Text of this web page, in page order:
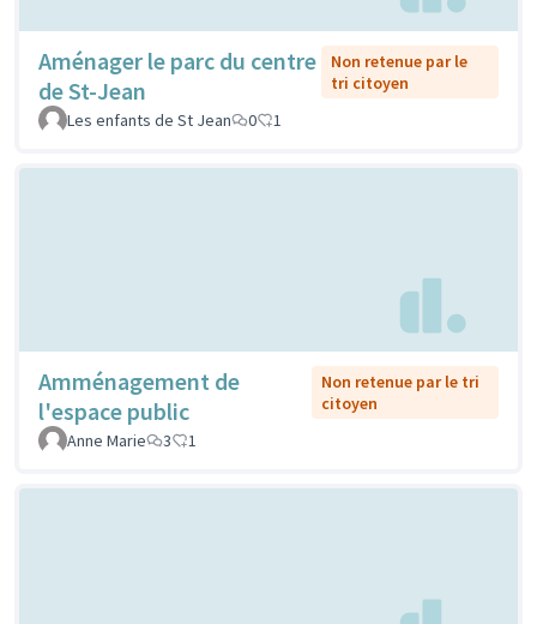
Aménager le parc du centre
de St-Jean
Non retenue par le
tri citoyen
Les enfants de St Jean
0 1
Amménagement de
l'espace public
Non retenue par le tri
citoyen
Anne Marie
3 1